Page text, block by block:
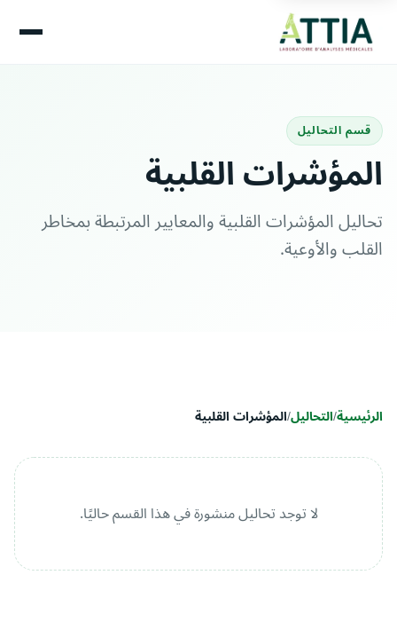
قسم التحاليل
المؤشرات القلبية
تحاليل المؤشرات القلبية والمعايير المرتبطة بمخاطر
القلب والأوعية.
الرئيسية/التحاليل/المؤشرات القلبية
لا توجد تحاليل منشورة في هذا القسم حاليًا.